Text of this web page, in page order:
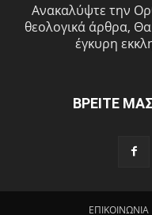
Ανακαλύψτε την
θεολογικά άρθρα,
έγκυρη
ΒΡΕΙΤΕ
ΕΠΙΚΟΙΝΩΝΙΑ